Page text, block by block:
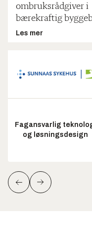
ombruksrådgiver i
bærekraftig
Les mer
Fagansvarlig
og løsningsdesign